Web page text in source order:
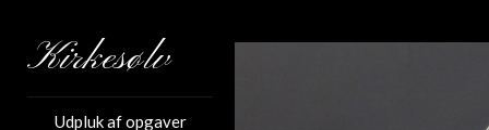
Kirkesølv
Udpluk af opgaver